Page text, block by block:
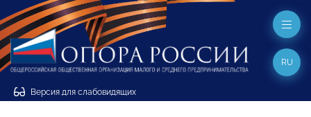
Версия для слабовидящих
RU